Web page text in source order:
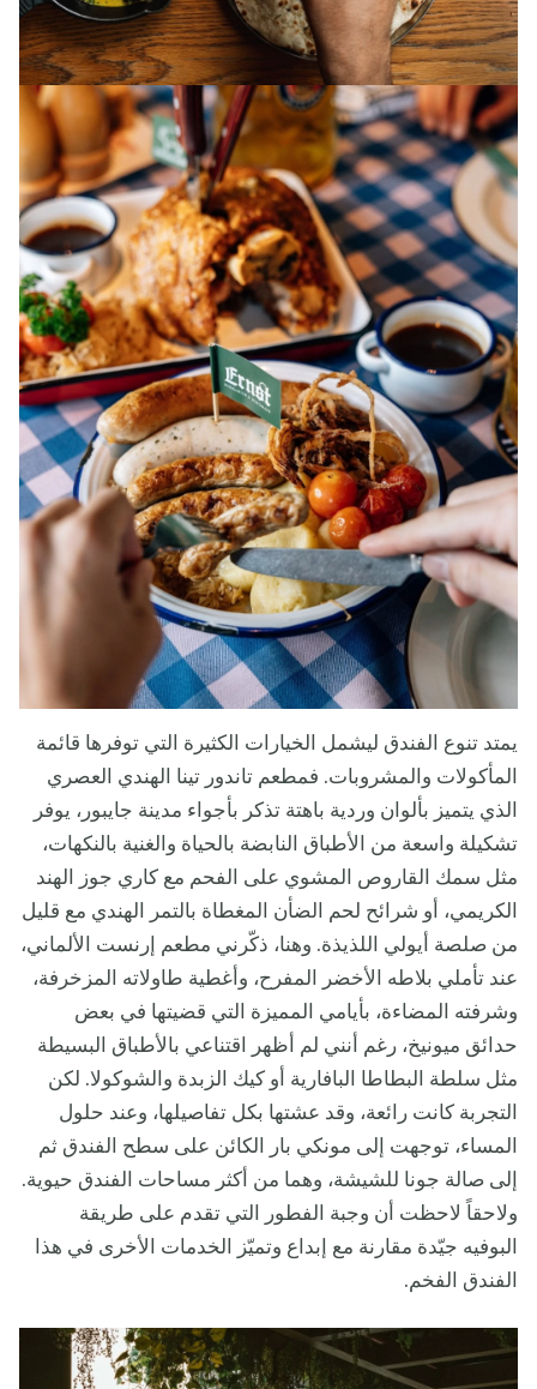
يمتد تنوع الفندق ليشمل الخيارات الكثيرة التي توفرها قائمة
المأكولات والمشروبات. فمطعم تاندور تينا الهندي العصري
الذي يتميز بألوان وردية باهتة تذكر بأجواء مدينة جايبور، يوفر
تشكيلة واسعة من الأطباق النابضة بالحياة والغنية بالنكهات،
مثل سمك القاروص المشوي على الفحم مع كاري جوز الهند
الكريمي، أو شرائح لحم الضأن المغطاة بالتمر الهندي مع قليل
من صلصة أيولي اللذيذة. وهنا، ذكّرني مطعم إرنست الألماني،
عند تأملي بلاطه الأخضر المفرح، وأغطية طاولاته المزخرفة،
وشرفته المضاءة، بأيامي المميزة التي قضيتها في بعض
حدائق ميونيخ، رغم أنني لم أظهر اقتناعي بالأطباق البسيطة
مثل سلطة البطاطا البافارية أو كيك الزبدة والشوكولا. لكن
التجربة كانت رائعة، وقد عشتها بكل تفاصيلها، وعند حلول
المساء، توجهت إلى مونكي بار الكائن على سطح الفندق ثم
إلى صالة جونا للشيشة، وهما من أكثر مساحات الفندق حيوية.
ولاحقاً لاحظت أن وجبة الفطور التي تقدم على طريقة
البوفيه جيّدة مقارنة مع إبداع وتميّز الخدمات الأخرى في هذا
الفندق الفخم.